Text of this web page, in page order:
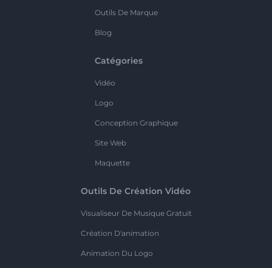
Outils De Marque
Blog
Catégories
Vidéo
Logo
Conception Graphique
Site Web
Maquette
Outils De Création Vidéo
Visualiseur De Musique Gratuit
Création D'animation
Animation Du Logo